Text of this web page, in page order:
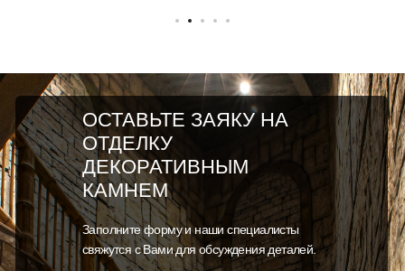
Заполните форму и наши специалисты
свяжутся с Вами для обсуждения деталей.
ОСТАВЬТЕ ЗАЯКУ НА
ОТДЕЛКУ
ДЕКОРАТИВНЫМ
КАМНЕМ